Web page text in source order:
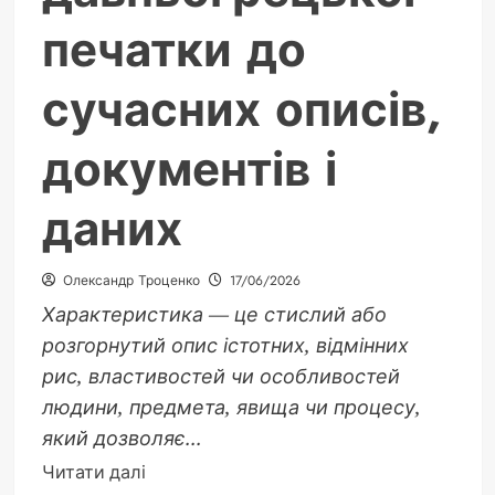
печатки до
сучасних описів,
документів і
даних
Олександр Троценко 17/06/2026
Характеристика — це стислий або
розгорнутий опис істотних, відмінних
рис, властивостей чи особливостей
людини, предмета, явища чи процесу,
який дозволяє...
Читати даліДокладніше